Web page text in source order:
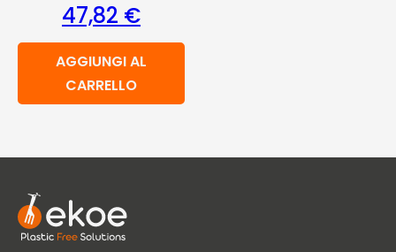
47,82 €
AGGIUNGI AL
CARRELLO